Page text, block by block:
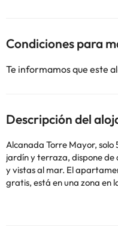
Condiciones para
Te informamos que este
Descripción del
Alcanada Torre Mayor,
jardín y terraza, dispone
y vistas al mar. El
gratis, está en una zona en
apartamento con aire